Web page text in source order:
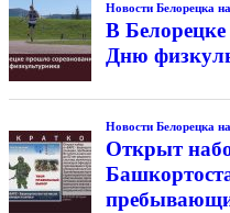
Новости Белорецка
В
Дню
Новости Белорецка
Открыт